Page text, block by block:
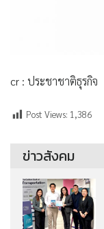
cr : ประชาชาติธุรกิจ
Post Views: 1,386
ข่าวสังคม